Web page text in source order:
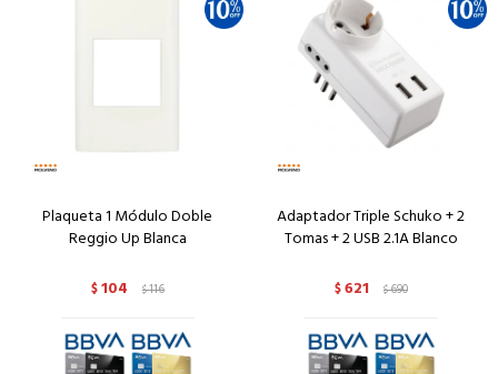
Plaqueta 1 Módulo Doble
Reggio Up Blanca
$104 $116
Adaptador Triple Schuko + 2
Tomas + 2 USB 2.1A Blanco
$621 $690